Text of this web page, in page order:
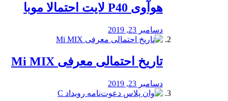
هوآوی P40 لایت احتمالا موبا
دسامبر 23, 2019
تاریخ احتمالی معرفی Mi MIX
دسامبر 23, 2019